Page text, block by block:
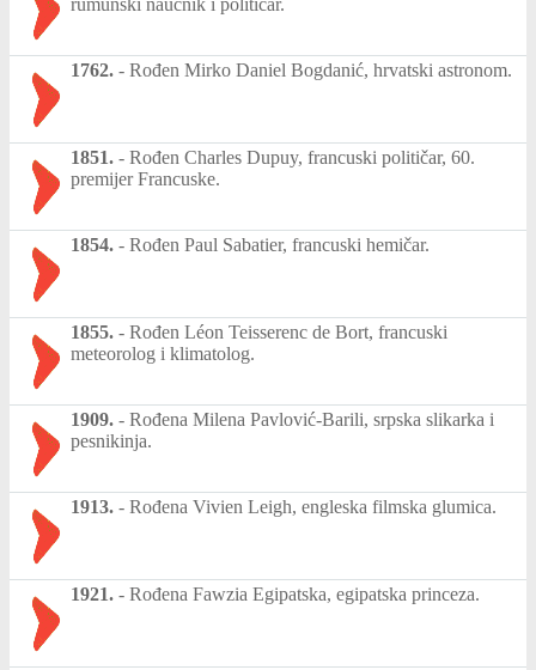
rumunski naučnik i političar.
1762. - Rođen Mirko Daniel Bogdanić, hrvatski astronom.
1851. - Rođen Charles Dupuy, francuski političar, 60.
premijer Francuske.
1854. - Rođen Paul Sabatier, francuski hemičar.
1855. - Rođen Léon Teisserenc de Bort, francuski
meteorolog i klimatolog.
1909. - Rođena Milena Pavlović-Barili, srpska slikarka i
pesnikinja.
1913. - Rođena Vivien Leigh, engleska filmska glumica.
1921. - Rođena Fawzia Egipatska, egipatska princeza.